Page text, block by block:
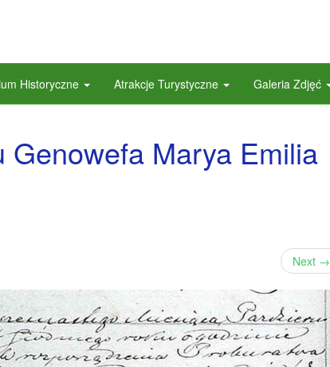
Historyczne Atrakcje Turystyczne Galeria Zdjęć
Marya Emilia
Next →